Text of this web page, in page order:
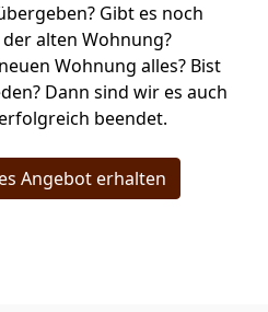
Gibt es noch
alten Wohnung?
Wohnung alles? Bist
Dann sind wir es auch
beendet.
Angebot erhalten